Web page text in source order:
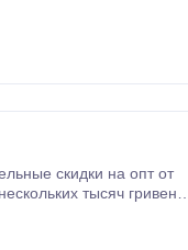
скидки на опт от